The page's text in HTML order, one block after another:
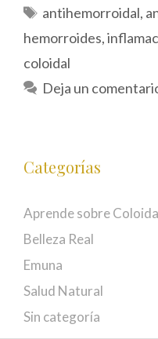
Etiquetas
antihemorroidal,
hemorroides,
coloidal
Deja un
Categorías
Aprende sobre
Belleza Real
Emuna
Salud Natural
Sin categoría